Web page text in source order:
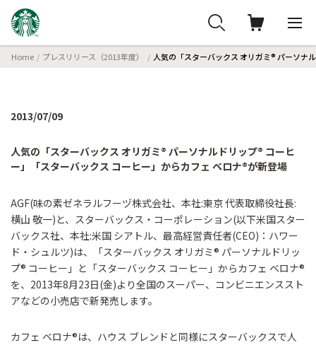
Home プレスリリース（2013年度） 人気の「スターバックス オリガミ® パーソナ
2013/07/09
人気の「スターバックス オリガミ® パーソナルドリップ® コーヒ
ー」「スターバックス コーヒー」からカフェ ベロナ®が新登場
AGF(味の素ゼネラルフーヅ株式会社、本社:東京 代表取締役社長:
横山 敬一)と、スターバックス・コーポレーション(以下米国スター
バックス社、本社:米国 シアトル、最高経営責任者(CEO)：ハワー
ド・シュルツ)は、「スターバックス オリガミ® パーソナルドリッ
プ® コーヒー」と「スターバックス コーヒー」からカフェ ベロナ®
を、2013年8月23日(金)より全国のスーパー、コンビニエンススト
アなどの小売店で新発売します。
カフェ ベロナ®は、ハウス ブレンドと同様にスターバックスで人